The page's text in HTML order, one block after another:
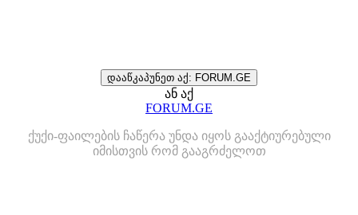
დააწკაპუნეთ აქ: FORUM.GE
ან აქ
FORUM.GE
ქუქი-ფაილების ჩაწერა უნდა იყოს გააქტიურებული
იმისთვის რომ გააგრძელოთ